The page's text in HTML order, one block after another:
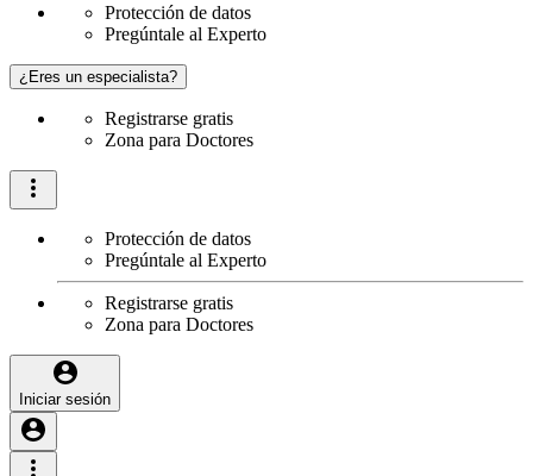
Protección de datos
Pregúntale al Experto
¿Eres un especialista?
Registrarse gratis
Zona para Doctores
Protección de datos
Pregúntale al Experto
Registrarse gratis
Zona para Doctores
Iniciar sesión